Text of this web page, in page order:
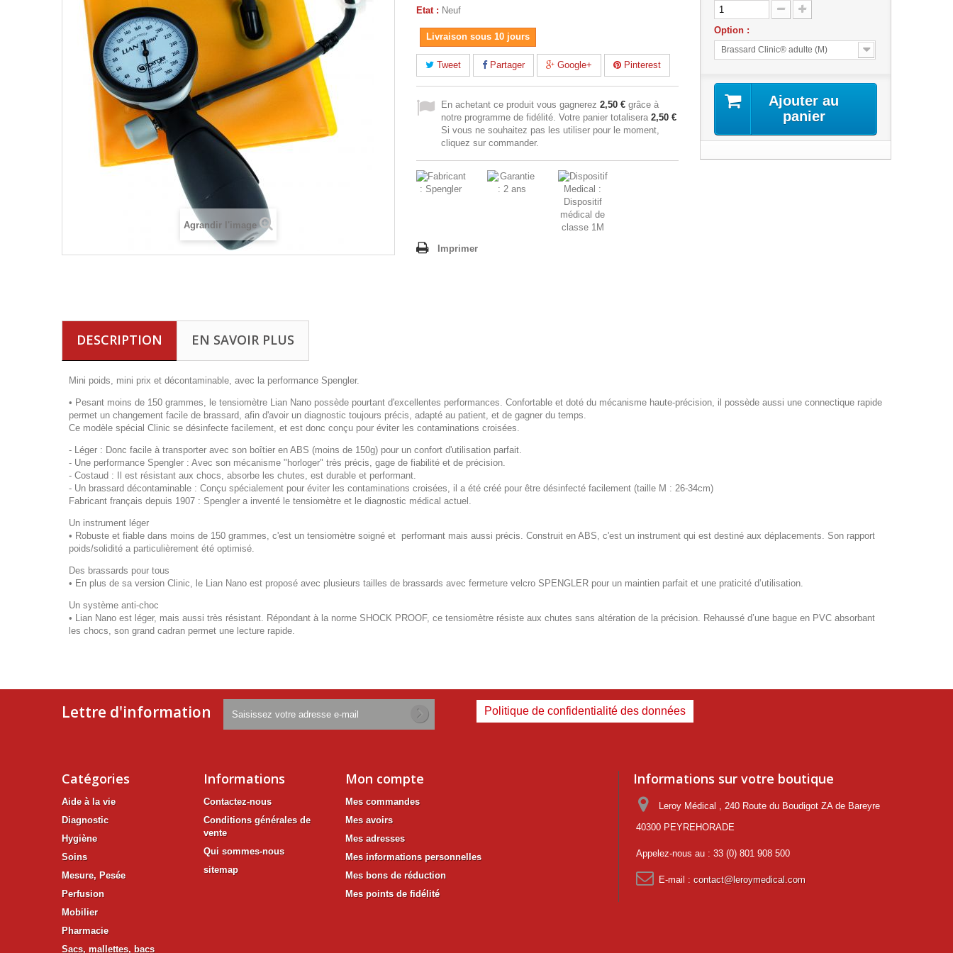
Agrandir l'image
Etat : Neuf
Livraison sous 10 jours
Tweet Partager Google+ Pinterest
En achetant ce produit vous gagnerez 2,50 € grâce à
notre programme de fidélité. Votre panier totalisera 2,50 €
Si vous ne souhaitez pas les utiliser pour le moment,
cliquez sur commander.
Imprimer
Option :
Brassard Clinic® adulte (M)
Ajouter au
panier
DESCRIPTION EN SAVOIR PLUS
Mini poids, mini prix et décontaminable, avec la performance Spengler.
• Pesant moins de 150 grammes, le tensiomètre Lian Nano possède pourtant d'excellentes performances. Confortable et doté du mécanisme haute-précision, il possède aussi une connectique rapide
permet un changement facile de brassard, afin d'avoir un diagnostic toujours précis, adapté au patient, et de gagner du temps.
Ce modèle spécial Clinic se désinfecte facilement, et est donc conçu pour éviter les contaminations croisées.
- Léger : Donc facile à transporter avec son boîtier en ABS (moins de 150g) pour un confort d'utilisation parfait.
- Une performance Spengler : Avec son mécanisme "horloger" très précis, gage de fiabilité et de précision.
- Costaud : Il est résistant aux chocs, absorbe les chutes, est durable et performant.
- Un brassard décontaminable : Conçu spécialement pour éviter les contaminations croisées, il a été créé pour être désinfecté facilement (taille M : 26-34cm)
Fabricant français depuis 1907 : Spengler a inventé le tensiomètre et le diagnostic médical actuel.
Un instrument léger
• Robuste et fiable dans moins de 150 grammes, c'est un tensiomètre soigné et performant mais aussi précis. Construit en ABS, c'est un instrument qui est destiné aux déplacements. Son rapport
poids/solidité a particulièrement été optimisé.
Des brassards pour tous
• En plus de sa version Clinic, le Lian Nano est proposé avec plusieurs tailles de brassards avec fermeture velcro SPENGLER pour un maintien parfait et une praticité d’utilisation.
Un système anti-choc
• Lian Nano est léger, mais aussi très résistant. Répondant à la norme SHOCK PROOF, ce tensiomètre résiste aux chutes sans altération de la précision. Rehaussé d’une bague en PVC absorbant
les chocs, son grand cadran permet une lecture rapide.
Lettre d'information
Catégories
Aide à la vie
Diagnostic
Hygiène
Soins
Mesure, Pesée
Perfusion
Mobilier
Pharmacie
Sacs, mallettes, bacs
Informations
Contactez-nous
Conditions générales de
vente
Qui sommes-nous
sitemap
Mon compte
Mes commandes
Mes avoirs
Mes adresses
Mes informations personnelles
Mes bons de réduction
Mes points de fidélité
Informations sur votre boutique
Leroy Médical , 240 Route du Boudigot ZA de Bareyre
40300 PEYREHORADE
Appelez-nous au : 33 (0) 801 908 500
E-mail : contact@leroymedical.com
Politique de confidentialité des données